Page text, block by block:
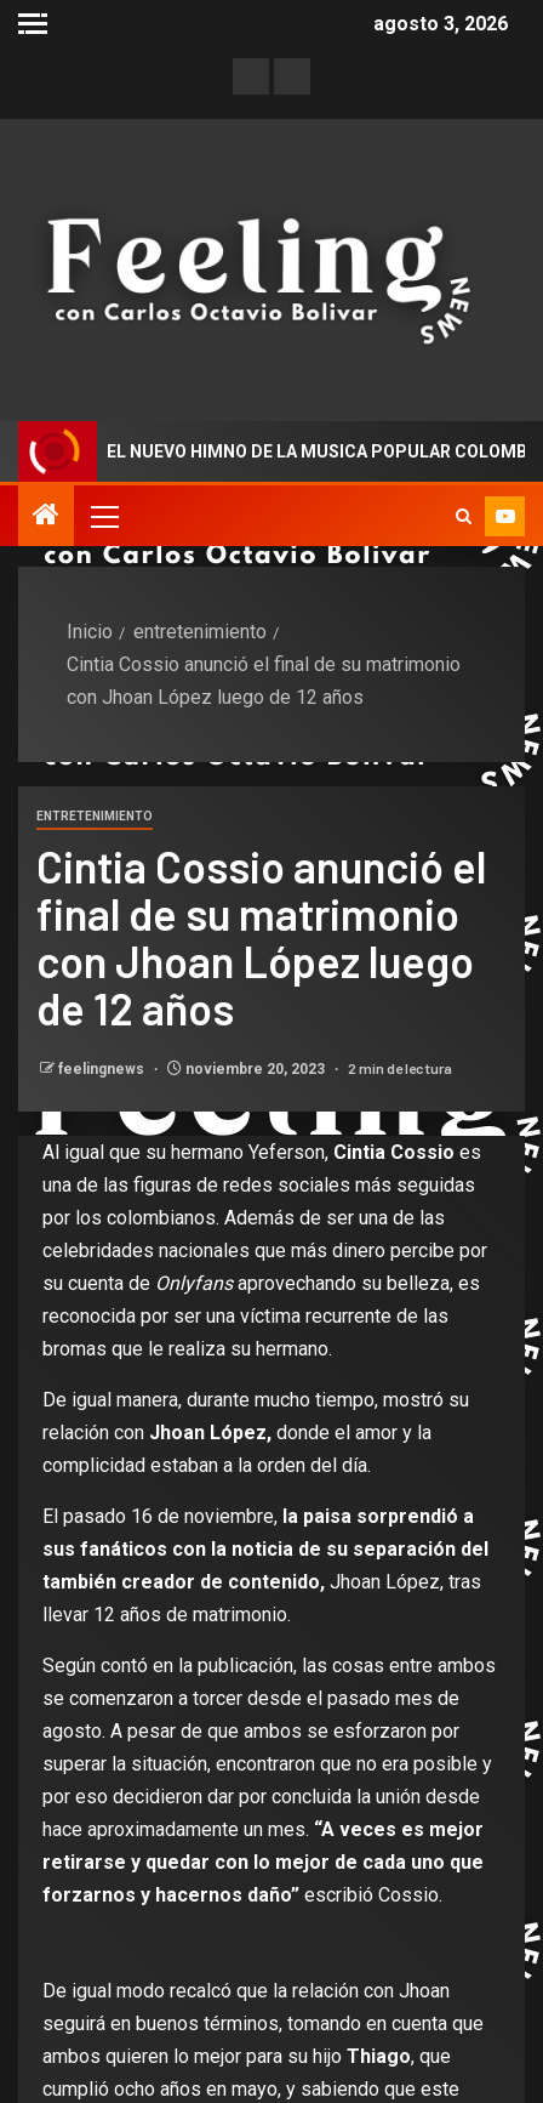
agosto 3, 2026
EL NUEVO HIMNO DE LA MUSICA POPULAR COLOMBIANA
Inicio
entretenimiento
Cintia Cossio anunció el final de su matrimonio
con Jhoan López luego de 12 años
ENTRETENIMIENTO
Cintia Cossio anunció el
final de su matrimonio
con Jhoan López luego
de 12 años
feelingnews noviembre 20, 2023 2 min de lectura
Al igual que su hermano Yeferson, Cintia Cossio es
una de las figuras de redes sociales más seguidas
por los colombianos. Además de ser una de las
celebridades nacionales que más dinero percibe por
su cuenta de Onlyfansaprovechando su belleza, es
reconocida por ser una víctima recurrente de las
bromas que le realiza su hermano.
De igual manera, durante mucho tiempo, mostró su
relación con Jhoan López, donde el amor y la
complicidad estaban a la orden del día.
El pasado 16 de noviembre, la paisa sorprendió a
sus fanáticos con la noticia de su separación del
también creador de contenido, Jhoan López, tras
llevar 12 años de matrimonio.
Según contó en la publicación, las cosas entre ambos
se comenzaron a torcer desde el pasado mes de
agosto. A pesar de que ambos se esforzaron por
superar la situación, encontraron que no era posible y
por eso decidieron dar por concluida la unión desde
hace aproximadamente un mes. “A veces es mejor
retirarse y quedar con lo mejor de cada uno que
forzarnos y hacernos daño” escribió Cossio.
De igual modo recalcó que la relación con Jhoan
seguirá en buenos términos, tomando en cuenta que
ambos quieren lo mejor para su hijo Thiago, que
cumplió ocho años en mayo, y sabiendo que este